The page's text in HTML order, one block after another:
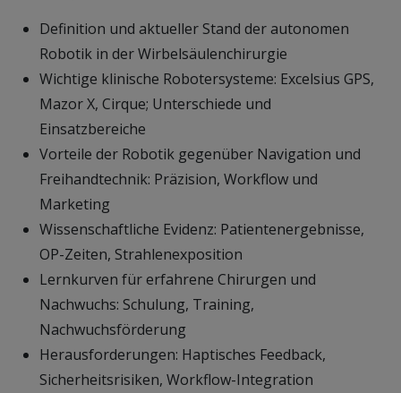
Definition und aktueller Stand der autonomen
Robotik in der Wirbelsäulenchirurgie
Wichtige klinische Robotersysteme: Excelsius GPS,
Mazor X, Cirque; Unterschiede und
Einsatzbereiche
Vorteile der Robotik gegenüber Navigation und
Freihandtechnik: Präzision, Workflow und
Marketing
Wissenschaftliche Evidenz: Patientenergebnisse,
OP-Zeiten, Strahlenexposition
Lernkurven für erfahrene Chirurgen und
Nachwuchs: Schulung, Training,
Nachwuchsförderung
Herausforderungen: Haptisches Feedback,
Sicherheitsrisiken, Workflow-Integration